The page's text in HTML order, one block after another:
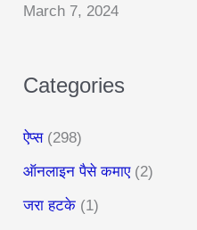
:March 7, 2024
Categories
ऐप्स(298)
ऑनलाइन पैसे कमाए(2)
जरा हटके (1)